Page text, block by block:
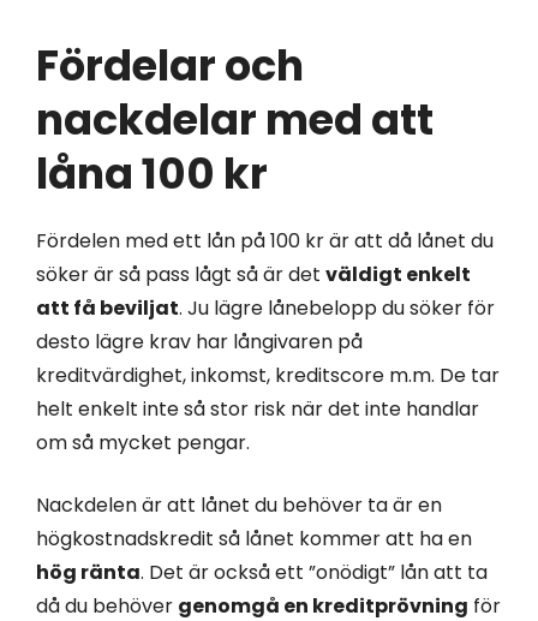
Fördelar och
nackdelar med att
låna 100 kr
Fördelen med ett lån på 100 kr är att då lånet du
söker är så pass lågt så är det väldigt enkelt
att få beviljat. Ju lägre lånebelopp du söker för
desto lägre krav har långivaren på
kreditvärdighet, inkomst, kreditscore m.m. De tar
helt enkelt inte så stor risk när det inte handlar
om så mycket pengar.
Nackdelen är att lånet du behöver ta är en
högkostnadskredit så lånet kommer att ha en
hög ränta. Det är också ett ”onödigt” lån att ta
då du behöver genomgå en kreditprövning för